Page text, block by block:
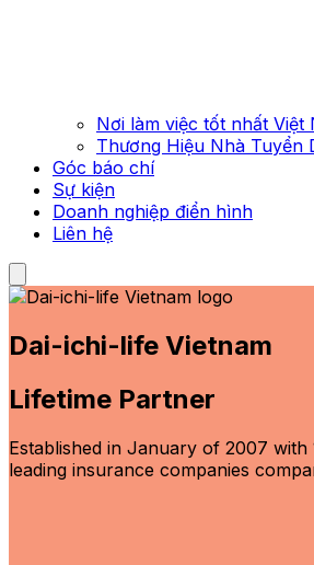
Nơi làm việc tốt nhất Việt
Thương Hiệu Nhà Tuyển
Góc báo chí
Sự kiện
Doanh nghiệp điển hình
Liên hệ
Dai-ichi-life Vietnam
Lifetime Partner
Established in January of 2007
leading insurance companies